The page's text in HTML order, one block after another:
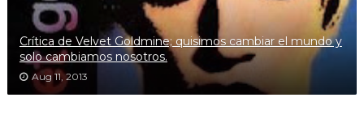
Crítica de Velvet Goldmine; quisimos cambiar el mundo y
solo cambiamos nosotros.
Aug 11, 2013